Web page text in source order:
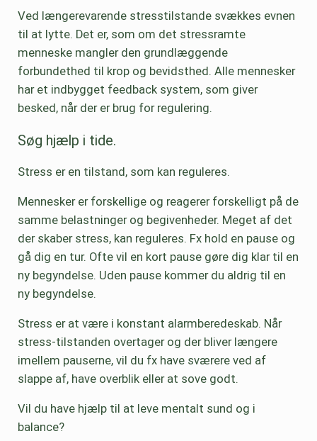
Ved længerevarende stresstilstande svækkes evnen
til at lytte. Det er, som om det stressramte
menneske mangler den grundlæggende
forbundethed til krop og bevidsthed. Alle mennesker
har et indbygget feedback system, som giver
besked, når der er brug for regulering.
Søg hjælp i tide.
Stress er en tilstand, som kan reguleres.
Mennesker er forskellige og reagerer forskelligt på de
samme belastninger og begivenheder. Meget af det
der skaber stress, kan reguleres. Fx hold en pause og
gå dig en tur. Ofte vil en kort pause gøre dig klar til en
ny begyndelse. Uden pause kommer du aldrig til en
ny begyndelse.
Stress er at være i konstant alarmberedeskab. Når
stress-tilstanden overtager og der bliver længere
imellem pauserne, vil du fx have sværere ved af
slappe af, have overblik eller at sove godt.
Vil du have hjælp til at leve mentalt sund og i
balance?